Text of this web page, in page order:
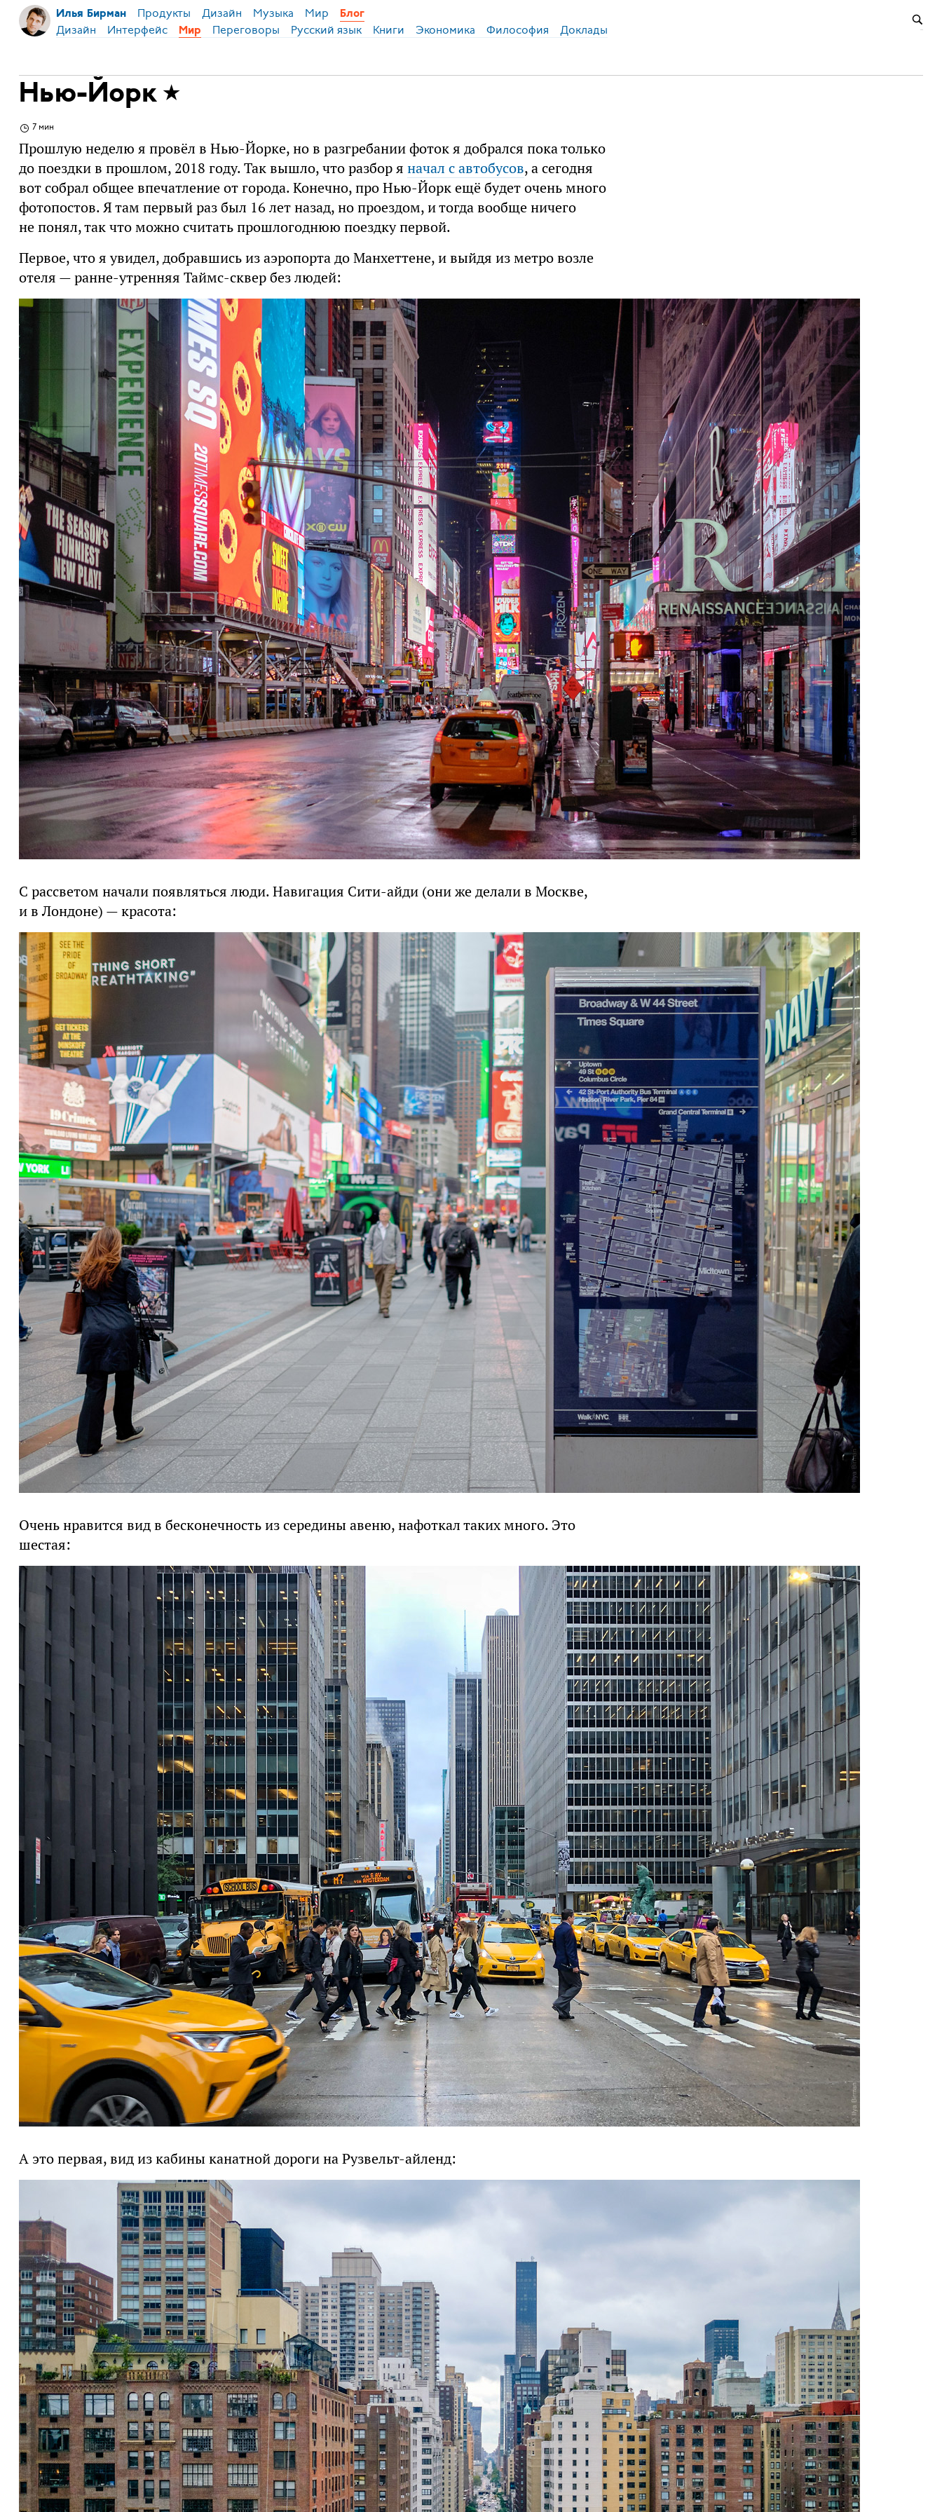
Илья Бирман Продукты Дизайн Музыка Мир Блог
Дизайн Интерфейс Мир Переговоры Русский язык Книги Экономика Философия Доклады
Нью-Йорк
7 мин
Прошлую неделю я провёл в Нью-Йорке, но в разгребании фоток я добрался пока только
до поездки в прошлом, 2018 году. Так вышло, что разбор я начал с автобусов, а сегодня
вот собрал общее впечатление от города. Конечно, про Нью-Йорк ещё будет очень много
фотопостов. Я там первый раз был 16 лет назад, но проездом, и тогда вообще ничего
не понял, так что можно считать прошлогоднюю поездку первой.
Первое, что я увидел, добравшись из аэропорта до Манхеттене, и выйдя из метро возле
отеля — ранне-утренняя Таймс-сквер без людей:
С рассветом начали появляться люди. Навигация Сити-айди (они же делали в Москве,
и в Лондоне) — красота:
Очень нравится вид в бесконечность из середины авеню, нафоткал таких много. Это
шестая:
А это первая, вид из кабины канатной дороги на Рузвельт-айленд: